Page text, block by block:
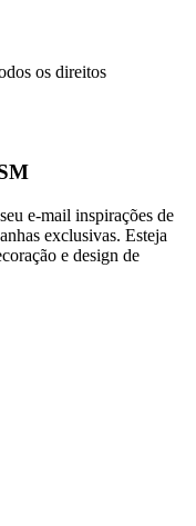
os direitos
e-mail inspirações de
exclusivas. Esteja
e design de